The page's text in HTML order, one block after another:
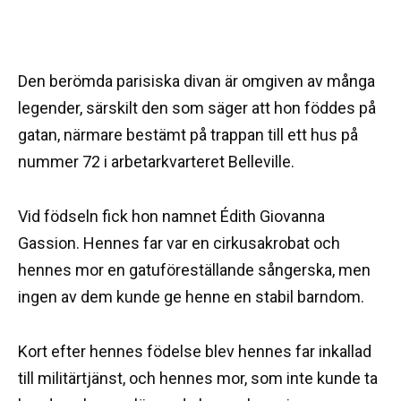
Den berömda parisiska divan är omgiven av många
legender, särskilt den som säger att hon föddes på
gatan, närmare bestämt på trappan till ett hus på
nummer 72 i arbetarkvarteret Belleville.
Vid födseln fick hon namnet Édith Giovanna
Gassion. Hennes far var en cirkusakrobat och
hennes mor en gatuföreställande sångerska, men
ingen av dem kunde ge henne en stabil barndom.
Kort efter hennes födelse blev hennes far inkallad
till militärtjänst, och hennes mor, som inte kunde ta